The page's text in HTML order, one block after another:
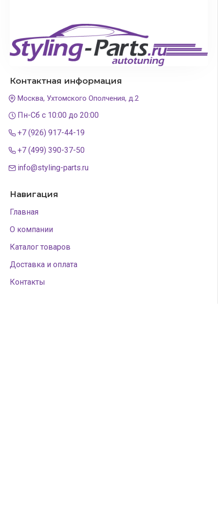
Контактная информация
Москва, Ухтомского Ополчения, д.2
Пн-Сб с 10:00 до 20:00
+7 (926) 917-44-19
+7 (499) 390-37-50
info@styling-parts.ru
Навигация
Главная
О компании
Каталог товаров
Доставка и оплата
Контакты